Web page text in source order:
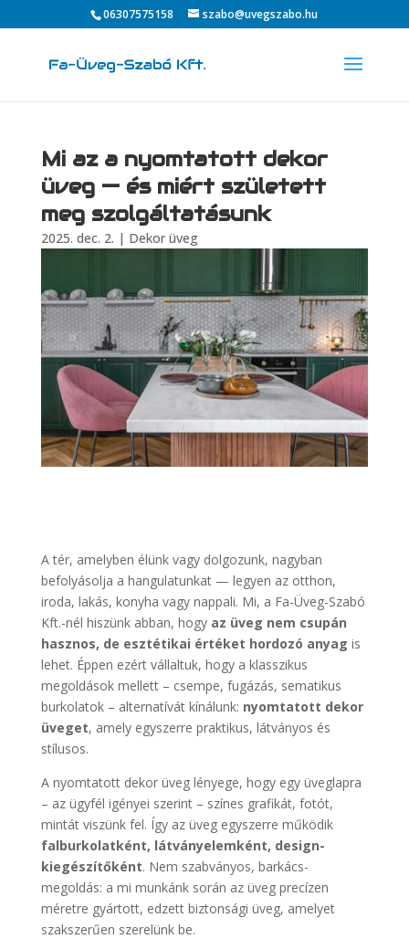
06307575158 szabo@uvegszabo.hu
Mi az a nyomtatott dekor
üveg — és miért született
meg szolgáltatásunk
2025. dec. 2. | Dekor üveg
A tér, amelyben élünk vagy dolgozunk, nagyban
befolyásolja a hangulatunkat — legyen az otthon,
iroda, lakás, konyha vagy nappali. Mi, a Fa-Üveg-Szabó
Kft.-nél hiszünk abban, hogy az üveg nem csupán
hasznos, de esztétikai értéket hordozó anyag is
lehet. Éppen ezért vállaltuk, hogy a klasszikus
megoldások mellett – csempe, fugázás, sematikus
burkolatok – alternatívát kínálunk: nyomtatott dekor
üveget, amely egyszerre praktikus, látványos és
stílusos.
A nyomtatott dekor üveg lényege, hogy egy üveglapra
– az ügyfél igényei szerint – színes grafikát, fotót,
mintát viszünk fel. Így az üveg egyszerre működik
falburkolatként, látványelemként, design-
kiegészítőként. Nem szabványos, barkács-
megoldás: a mi munkánk során az üveg precízen
méretre gyártott, edzett biztonsági üveg, amelyet
szakszerűen szerelünk be.